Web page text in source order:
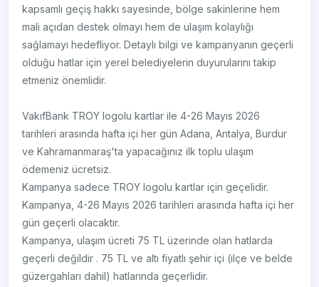
kapsamlı geçiş hakkı sayesinde, bölge sakinlerine hem
mali açıdan destek olmayı hem de ulaşım kolaylığı
sağlamayı hedefliyor. Detaylı bilgi ve kampanyanın geçerli
olduğu hatlar için yerel belediyelerin duyurularını takip
etmeniz önemlidir.
VakıfBank TROY logolu kartlar ile 4-26 Mayıs 2026
tarihleri arasında hafta içi her gün Adana, Antalya, Burdur
ve Kahramanmaraş'ta yapacağınız ilk toplu ulaşım
ödemeniz ücretsiz.
Kampanya sadece TROY logolu kartlar için geçelidir.
Kampanya, 4-26 Mayıs 2026 tarihleri arasında hafta içi her
gün geçerli olacaktır.
Kampanya, ulaşım ücreti 75 TL üzerinde olan hatlarda
geçerli değildir . 75 TL ve altı fiyatlı şehir içi (ilçe ve belde
güzergahları dahil) hatlarında geçerlidir.